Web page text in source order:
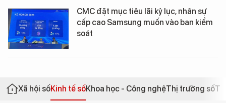
CMC đặt mục tiêu lãi kỷ lục, nhân sự
cấp cao Samsung muốn vào ban kiểm
soát
Xã hội sốKinh tế sốKhoa học - Công nghệThị trường số